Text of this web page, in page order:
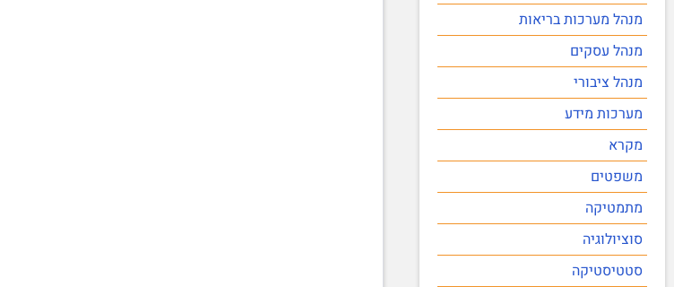
מנהל מערכות בריאות
מנהל עסקים
מנהל ציבורי
מערכות מידע
מקרא
משפטים
מתמטיקה
סוציולוגיה
סטטיסטיקה